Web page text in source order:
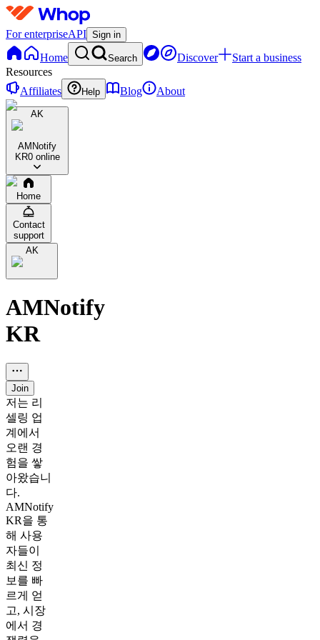
For enterpriseAPI Sign in
Home Search Discover
Start a business
Resources
Affiliates
Help Blog About
AK
AMNotify
KR0 online
Home
Contact
support
AK
AMNotify
KR
Join
저는 리
셀링 업
계에서
오랜 경
험을 쌓
아왔습니
다.
AMNotify
KR을 통
해 사용
자들이
최신 정
보를 빠
르게 얻
고, 시장
에서 경